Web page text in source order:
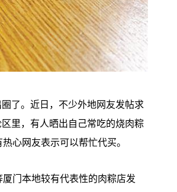
了。近日，不少外地网友发帖求
里，有人晒出自己常吃的烧肉粽
心网友表示可以帮忙代买。
门本地较有代表性的肉粽店发